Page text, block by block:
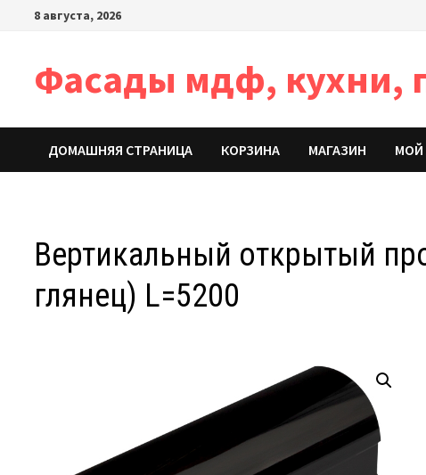
Перейти8 августа, 2026
Фасады мдф, кухни,
ДОМАШНЯЯ СТРАНИЦА КОРЗИНА МАГАЗИН МОЙ
Вертикальный открытый
глянец) L=5200